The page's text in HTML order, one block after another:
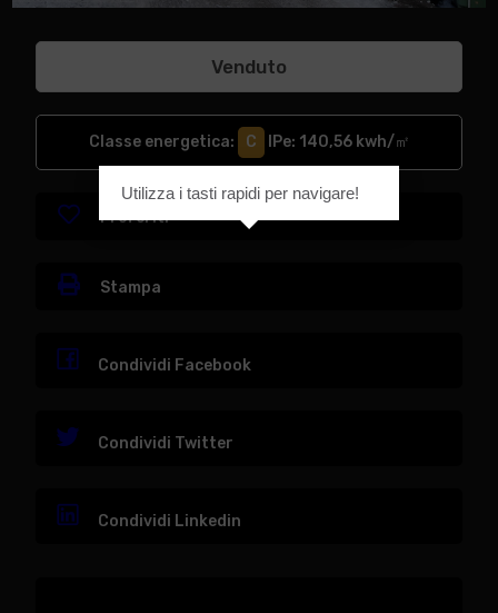
Venduto
Classe energetica: C IPe: 140,56 kwh/㎡
Preferiti
Stampa
Condividi Facebook
Condividi Twitter
Condividi Linkedin
Utilizza i tasti rapidi per navigare!